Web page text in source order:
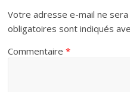
Votre adresse e-mail ne sera
obligatoires sont indiqués
Commentaire*